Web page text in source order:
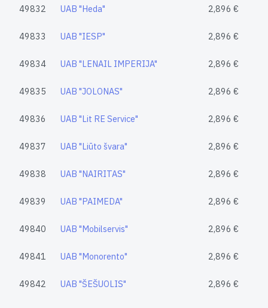
49832 UAB "Heda" 2,896 €
49833 UAB "IESP" 2,896 €
49834 UAB "LENAIL IMPERIJA" 2,896 €
49835 UAB "JOLONAS" 2,896 €
49836 UAB "Lit RE Service" 2,896 €
49837 UAB "Liūto švara" 2,896 €
49838 UAB "NAIRITAS" 2,896 €
49839 UAB "PAIMEDA" 2,896 €
49840 UAB "Mobilservis" 2,896 €
49841 UAB "Monorento" 2,896 €
49842 UAB "ŠEŠUOLIS" 2,896 €